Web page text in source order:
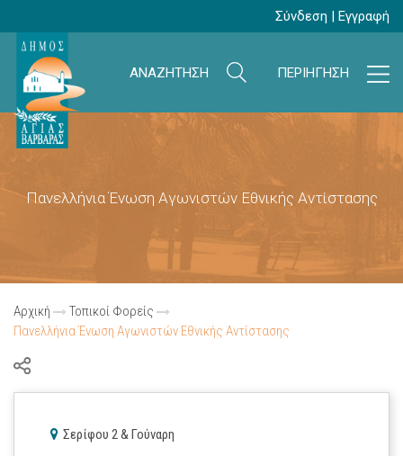
Σύνδεση | Εγγραφή
ΑΝΑΖΗΤΗΣΗ ΠΕΡΙΗΓΗΣΗ
Πανελλήνια Ένωση Αγωνιστών Εθνικής Αντίστασης
Αρχική
Τοπικοί Φορείς
Πανελλήνια Ένωση Αγωνιστών Εθνικής Αντίστασης
Σερίφου 2 & Γούναρη